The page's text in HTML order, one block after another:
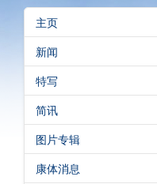
昔日警声
警务处主页
繁體版
English
电子书版
警声特刊
主页
新闻
特写
简讯
图片专辑
康体消息